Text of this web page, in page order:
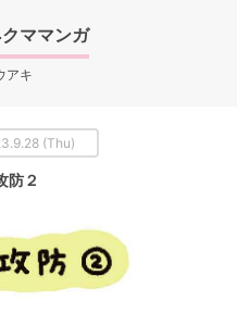
ママンガ
アキ
(Thu)
防２